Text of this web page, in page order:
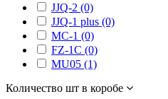
JJQ-2 (0)
JJQ-1 plus (0)
MC-1 (0)
FZ-1C (0)
MU05 (1)
Количество шт в коробе